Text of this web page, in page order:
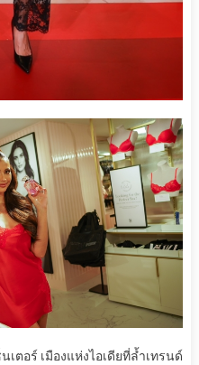
ตอร์ เมืองแห่งไอเดียที่ล้ำเทรนด์